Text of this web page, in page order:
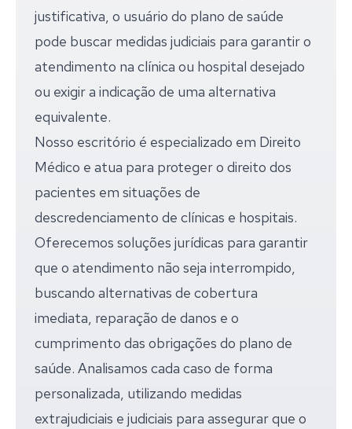
justificativa, o usuário do plano de saúde
pode buscar medidas judiciais para garantir o
atendimento na clínica ou hospital desejado
ou exigir a indicação de uma alternativa
equivalente.
Nosso escritório é especializado em Direito
Médico e atua para proteger o direito dos
pacientes em situações de
descredenciamento de clínicas e hospitais.
Oferecemos soluções jurídicas para garantir
que o atendimento não seja interrompido,
buscando alternativas de cobertura
imediata, reparação de danos e o
cumprimento das obrigações do plano de
saúde. Analisamos cada caso de forma
personalizada, utilizando medidas
extrajudiciais e judiciais para assegurar que o